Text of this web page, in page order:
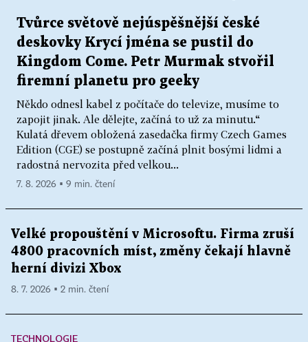
Tvůrce světově nejúspěšnější české
deskovky Krycí jména se pustil do
Kingdom Come. Petr Murmak stvořil
firemní planetu pro geeky
Někdo odnesl kabel z počítače do televize, musíme to
zapojit jinak. Ale dělejte, začíná to už za minutu.“
Kulatá dřevem obložená zasedačka firmy Czech Games
Edition (CGE) se postupně začíná plnit bosými lidmi a
radostná nervozita před velkou...
7. 8. 2026 ▪ 9 min. čtení
Velké propouštění v Microsoftu. Firma zruší
4800 pracovních míst, změny čekají hlavně
herní divizi Xbox
8. 7. 2026 ▪ 2 min. čtení
TECHNOLOGIE